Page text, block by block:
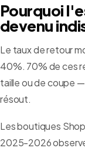
Pourquoi
devenu
Le taux de retour
40%. 70% de ces
taille ou de coupe
résout.
Les boutiques
2025-2026